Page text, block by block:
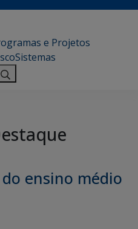
e Projetos
Sistemas
ensino médio